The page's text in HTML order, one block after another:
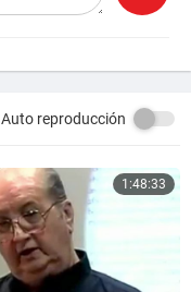
Auto reproducción
1:48:33